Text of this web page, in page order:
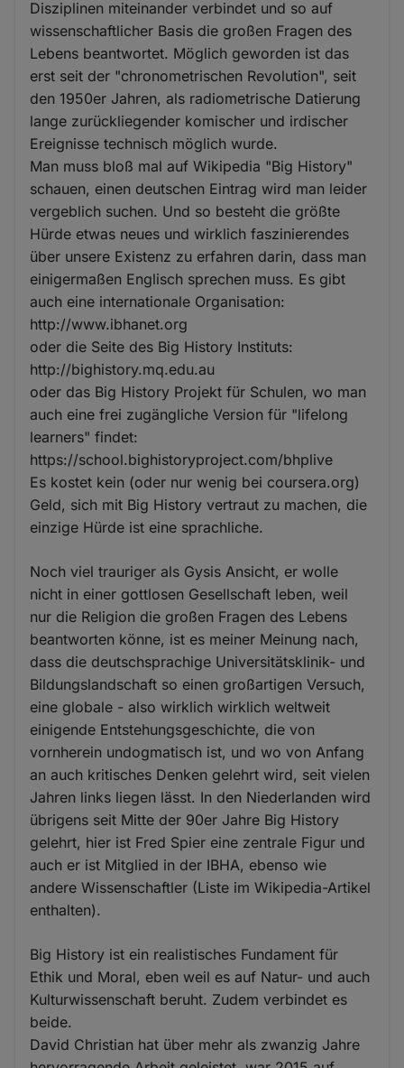
Disziplinen miteinander verbindet und so auf
wissenschaftlicher Basis die großen Fragen des
Lebens beantwortet. Möglich geworden ist das
erst seit der "chronometrischen Revolution", seit
den 1950er Jahren, als radiometrische Datierung
lange zurückliegender komischer und irdischer
Ereignisse technisch möglich wurde.
Man muss bloß mal auf Wikipedia "Big History"
schauen, einen deutschen Eintrag wird man leider
vergeblich suchen. Und so besteht die größte
Hürde etwas neues und wirklich faszinierendes
über unsere Existenz zu erfahren darin, dass man
einigermaßen Englisch sprechen muss. Es gibt
auch eine internationale Organisation:
http://www.ibhanet.org
oder die Seite des Big History Instituts:
http://bighistory.mq.edu.au
oder das Big History Projekt für Schulen, wo man
auch eine frei zugängliche Version für "lifelong
learners" findet:
https://school.bighistoryproject.com/bhplive
Es kostet kein (oder nur wenig bei coursera.org)
Geld, sich mit Big History vertraut zu machen, die
einzige Hürde ist eine sprachliche.
Noch viel trauriger als Gysis Ansicht, er wolle
nicht in einer gottlosen Gesellschaft leben, weil
nur die Religion die großen Fragen des Lebens
beantworten könne, ist es meiner Meinung nach,
dass die deutschsprachige Universitätsklinik- und
Bildungslandschaft so einen großartigen Versuch,
eine globale - also wirklich wirklich weltweit
einigende Entstehungsgeschichte, die von
vornherein undogmatisch ist, und wo von Anfang
an auch kritisches Denken gelehrt wird, seit vielen
Jahren links liegen lässt. In den Niederlanden wird
übrigens seit Mitte der 90er Jahre Big History
gelehrt, hier ist Fred Spier eine zentrale Figur und
auch er ist Mitglied in der IBHA, ebenso wie
andere Wissenschaftler (Liste im Wikipedia-Artikel
enthalten).
Big History ist ein realistisches Fundament für
Ethik und Moral, eben weil es auf Natur- und auch
Kulturwissenschaft beruht. Zudem verbindet es
beide.
David Christian hat über mehr als zwanzig Jahre